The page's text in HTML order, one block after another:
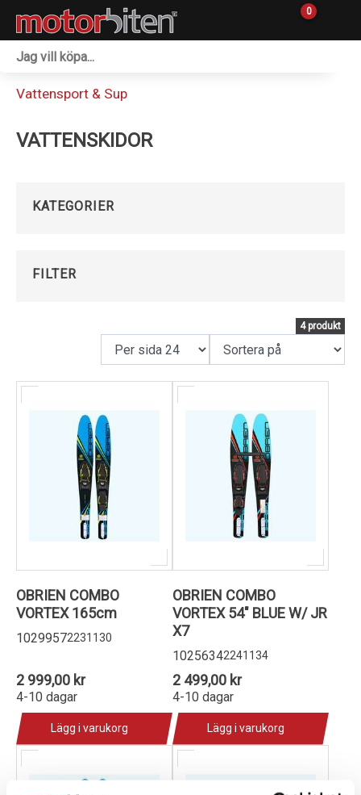
0
Kundservice
Vattensport & Sup
VATTENSKIDOR
KATEGORIER
FILTER
4 produkt
OBRIEN COMBO
VORTEX 165cm
10299572231130
2 999,00 kr
4-10 dagar
Lägg i varukorg
OBRIEN COMBO
VORTEX 54" BLUE W/ JR
X7
10256342241134
2 499,00 kr
4-10 dagar
Lägg i varukorg